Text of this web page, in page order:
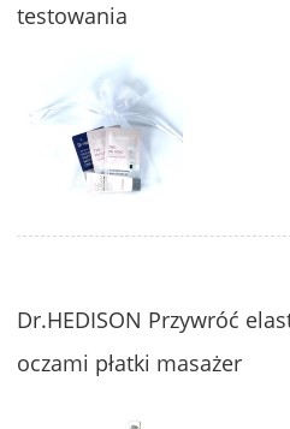
testowania
Dr.HEDISON Przywróć
oczami płatki masażer